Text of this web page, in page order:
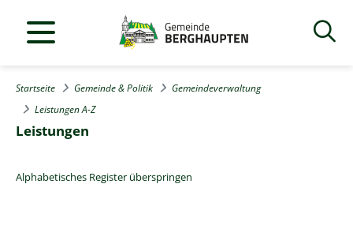
Startseite Gemeinde & Politik
Gemeindeverwaltung
Leistungen A-Z
Leistungen
Alphabetisches Register überspringen